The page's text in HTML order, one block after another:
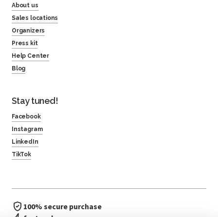
About us
Sales locations
Organizers
Press kit
Help Center
Blog
Stay tuned!
Facebook
Instagram
LinkedIn
TikTok
100% secure purchase